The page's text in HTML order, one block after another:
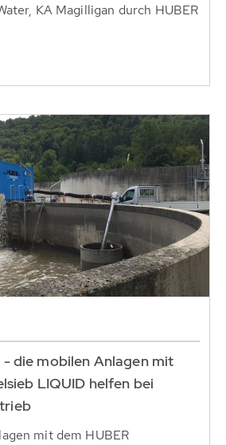
KA Magilligan durch HUBER
die mobilen Anlagen mit
LIQUID helfen bei
mit dem HUBER